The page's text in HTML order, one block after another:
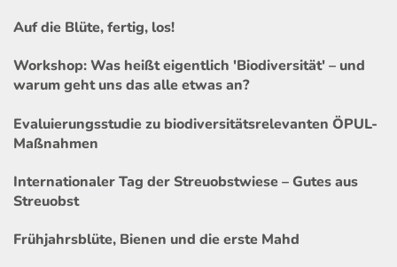
Auf die Blüte, fertig, los!
Workshop: Was heißt eigentlich 'Biodiversität' – und
warum geht uns das alle etwas an?
Evaluierungsstudie zu biodiversitätsrelevanten ÖPUL-
Maßnahmen
Internationaler Tag der Streuobstwiese – Gutes aus
Streuobst
Frühjahrsblüte, Bienen und die erste Mahd